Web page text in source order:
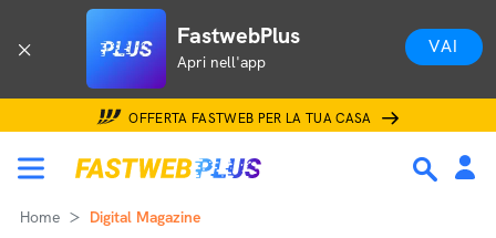
FastwebPlus
Apri nell'app
VAI
OFFERTA FASTWEB PER LA TUA CASA
Home Digital Magazine